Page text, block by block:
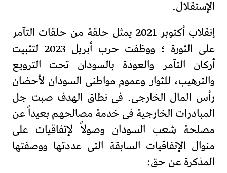
الإستقلال.
إنقلاب أكتوبر 2021 يمثل حلقة من حلقات التآمر
على الثورة ؛ ووظفت حرب أبريل 2023 لتثبيت
أركان التآمر والعودة بالسودان تحت الترويع
والترهيب، للثوار وعموم مواطنى السودان لأحضان
رأس المال الخارجى. فى نطاق الهدف صبت جل
المبادرات الخارجية فى خدمة مصالحهم بعيداً عن
مصلحة شعب السودان وصولاً لإتفاقيات على
منوال الإتفاقيات السابقة التى عددتها ووصفتها
المذكرة عن حق: